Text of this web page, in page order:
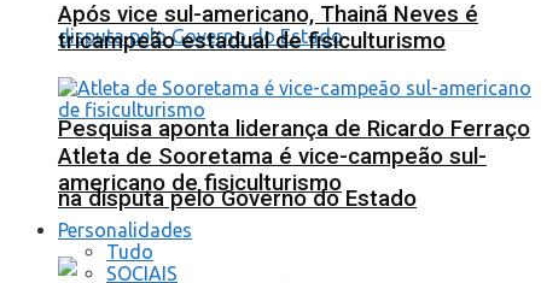
Pesquisa aponta liderança de Ricardo Ferraço
na disputa pelo Governo do Estado
Após vice sul-americano, Thainã Neves é
tricampeão estadual de fisiculturismo
Atleta de Sooretama é vice-campeão sul-
americano de fisiculturismo
Personalidades
Tudo
SOCIAIS